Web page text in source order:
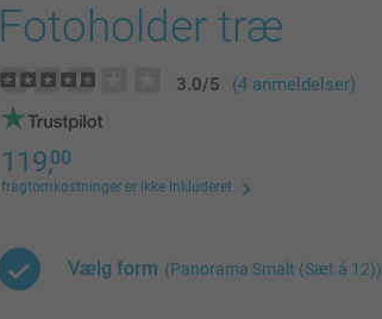
Fotoholder træ
3.0/5 (4 anmeldelser)
119,00
fragtomkostninger er ikke inkluderet
Vælg form (Panorama Smalt (Sæt á 12))